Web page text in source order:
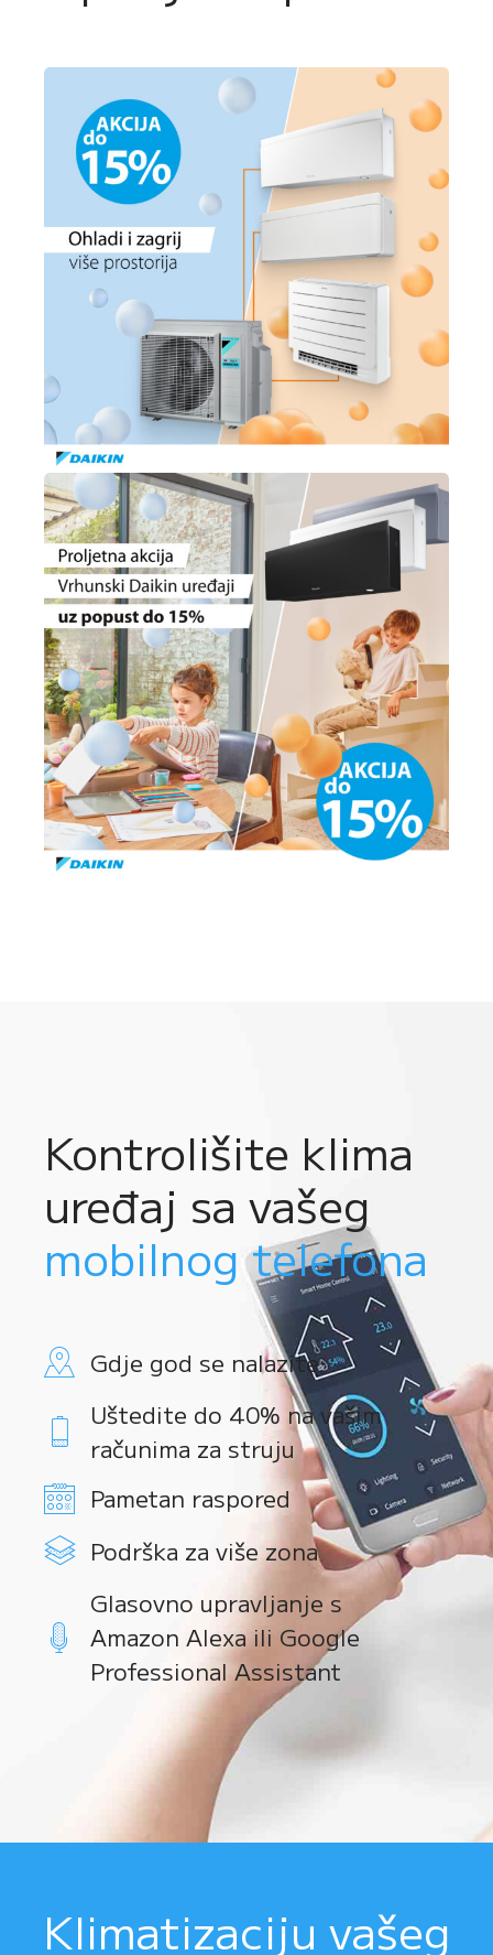
Kontrolišite klima
uređaj sa vašeg
mobilnog telefona
Gdje god se nalazite
Uštedite do 40% na vašim
računima za struju
Pametan raspored
Podrška za više zona
Glasovno upravljanje s
Amazon Alexa ili Google
Professional Assistant
Klimatizaciju vašeg